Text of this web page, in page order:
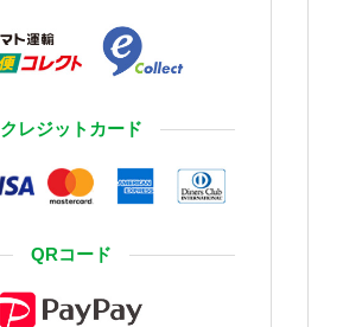
クレジットカード
QRコード